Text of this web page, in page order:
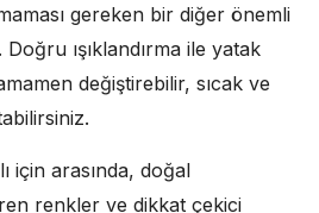
gereken bir diğer önemli
Doğru ışıklandırma ile yatak
değiştirebilir, sıcak ve
için arasında, doğal
renkler ve dikkat çekici